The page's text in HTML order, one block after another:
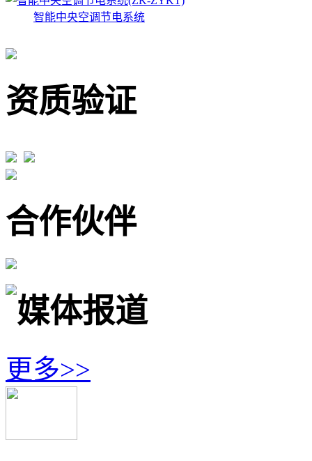
智能中央空调节电系统
资质验证
合作伙伴
媒体报道
更多>>